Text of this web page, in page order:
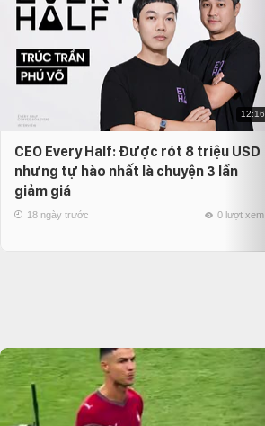
12:16
CEO Every Half: Được rót 8 triệu USD
nhưng tự hào nhất là chuyện 3 lần
giảm giá
18 ngày trước 0 lượt xem